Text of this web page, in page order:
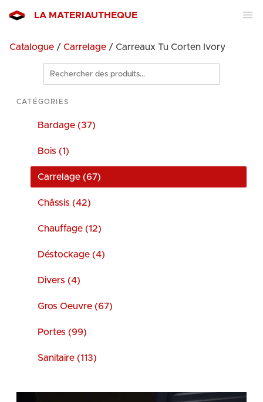
LA MATERIAUTHEQUE
Catalogue / Carrelage / Carreaux Tu Corten Ivory
Rechercher
des
produits
CATÉGORIES
Bardage (37)
Bois (1)
Carrelage (67)
Châssis (42)
Chauffage (12)
Déstockage (4)
Divers (4)
Gros Oeuvre (67)
Portes (99)
Sanitaire (113)